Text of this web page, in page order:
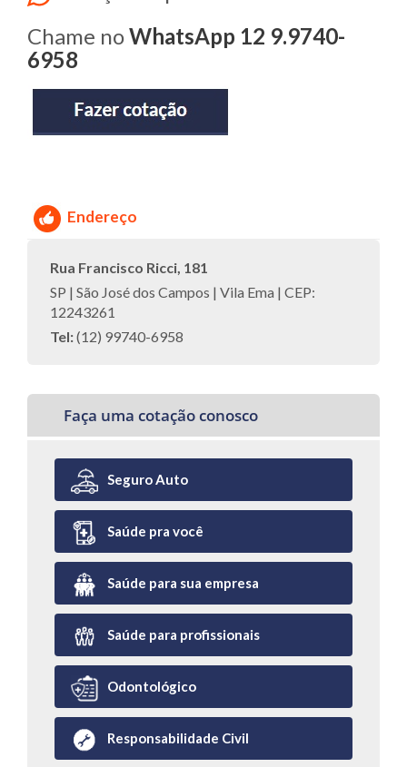
Chame noWhatsApp 12 9.9740-
6958
Endereço
Rua Francisco Ricci, 181
SP | São José dos Campos | Vila Ema | CEP:
12243261
Tel:(12) 99740-6958
Faça uma cotação conosco
Seguro Auto
Saúde pra você
Saúde para sua empresa
Saúde para profissionais
Odontológico
Responsabilidade Civil